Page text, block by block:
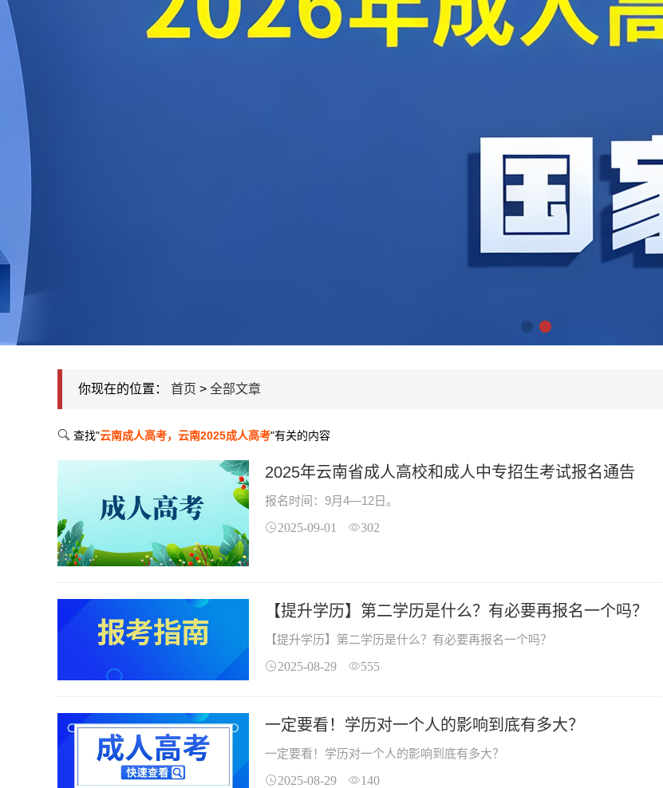
你现在的位置： 首页 > 全部文章
查找"云南成人高考，云南2025成人高考"有关的内容
2025年云南省成人高校和成人中专招生考试报名通告
报名时间：9月4—12日。
2025-09-01 302
【提升学历】第二学历是什么？有必要再报名一个吗？
【提升学历】第二学历是什么？有必要再报名一个吗？
2025-08-29 555
一定要看！学历对一个人的影响到底有多大？
一定要看！学历对一个人的影响到底有多大？
2025-08-29 140